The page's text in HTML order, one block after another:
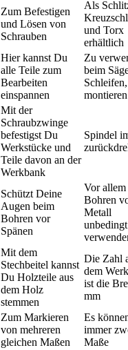
Zum Befestigen
und Lösen von
Schrauben
Als
und Torx
erhältlich
Hier kannst Du
alle Teile zum
Bearbeiten
einspannen
Zu
beim
Schleifen,
montieren
Mit der
Schraubzwinge
befestigst Du
Werkstücke und
Teile davon an der
Werkbank
Spindel
Schützt Deine
Augen beim
Bohren vor
Spänen
Vor
Bohren
Metall
unbedingt
Mit dem
Stechbeitel kannst
Du Holzteile aus
dem Holz
stemmen
Die Zahl
dem
ist die
mm
Zum Markieren
von mehreren
gleichen Maßen
Es
immer
Maße